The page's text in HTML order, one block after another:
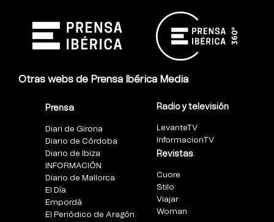
Otras webs de Prensa Ibérica Media
Prensa
Diari de Girona
Diario de Córdoba
Diario de Ibiza
INFORMACIÓN
Diario de Mallorca
El Día
Empordà
El Periódico de Aragón
Radio y televisión
LevanteTV
InformacionTV
Revistas
Cuore
Stilo
Viajar
Woman